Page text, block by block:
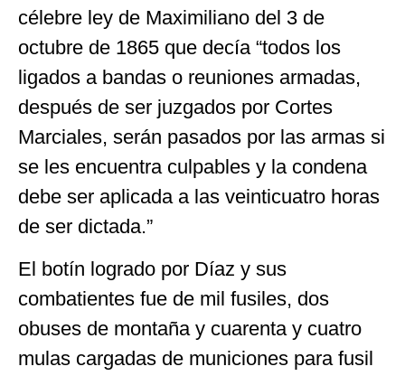
célebre ley de Maximiliano del 3 de
octubre de 1865 que decía “todos los
ligados a bandas o reuniones armadas,
después de ser juzgados por Cortes
Marciales, serán pasados por las armas si
se les encuentra culpables y la condena
debe ser aplicada a las veinticuatro horas
de ser dictada.”
El botín logrado por Díaz y sus
combatientes fue de mil fusiles, dos
obuses de montaña y cuarenta y cuatro
mulas cargadas de municiones para fusil